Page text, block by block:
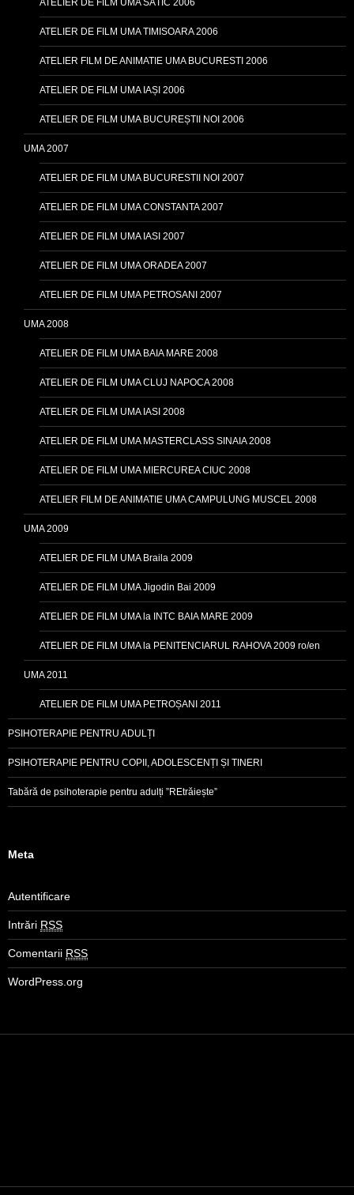
ATELIER DE FILM UMA TIMISOARA 2006
ATELIER FILM DE ANIMATIE UMA BUCURESTI 2006
ATELIER DE FILM UMA IAȘI 2006
ATELIER DE FILM UMA BUCUREȘTII NOI 2006
UMA 2007
ATELIER DE FILM UMA BUCURESTII NOI 2007
ATELIER DE FILM UMA CONSTANTA 2007
ATELIER DE FILM UMA IASI 2007
ATELIER DE FILM UMA ORADEA 2007
ATELIER DE FILM UMA PETROSANI 2007
UMA 2008
ATELIER DE FILM UMA BAIA MARE 2008
ATELIER DE FILM UMA CLUJ NAPOCA 2008
ATELIER DE FILM UMA IASI 2008
ATELIER DE FILM UMA MASTERCLASS SINAIA 2008
ATELIER DE FILM UMA MIERCUREA CIUC 2008
ATELIER FILM DE ANIMATIE UMA CAMPULUNG MUSCEL 2008
UMA 2009
ATELIER DE FILM UMA Braila 2009
ATELIER DE FILM UMA Jigodin Bai 2009
ATELIER DE FILM UMA la INTC BAIA MARE 2009
ATELIER DE FILM UMA la PENITENCIARUL RAHOVA 2009 ro/en
UMA 2011
ATELIER DE FILM UMA PETROȘANI 2011
PSIHOTERAPIE PENTRU ADULȚI
PSIHOTERAPIE PENTRU COPII, ADOLESCENȚI ȘI TINERI
Tabără de psihoterapie pentru adulți ”REtrăiește”
Meta
Autentificare
Intrări RSS
Comentarii RSS
WordPress.org